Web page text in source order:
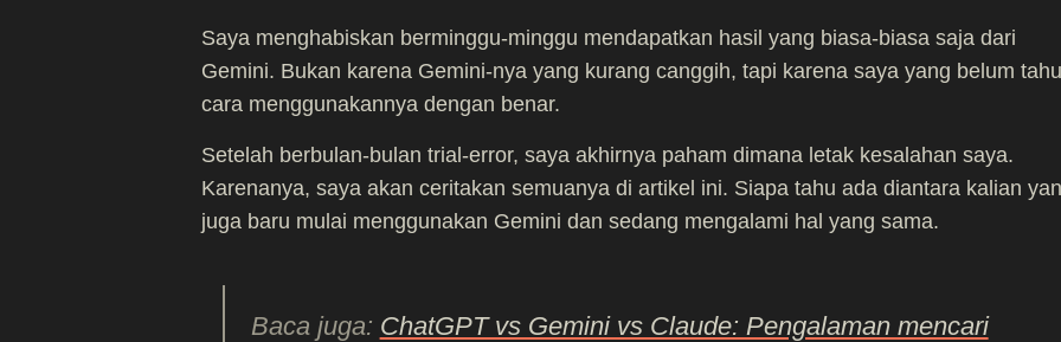
Saya menghabiskan berminggu-minggu mendapatkan hasil yang biasa-biasa saja dari
Gemini. Bukan karena Gemini-nya yang kurang canggih, tapi karena saya yang belum tahu
cara menggunakannya dengan benar.
Setelah berbulan-bulan trial-error, saya akhirnya paham dimana letak kesalahan saya.
Karenanya, saya akan ceritakan semuanya di artikel ini. Siapa tahu ada diantara kalian
juga baru mulai menggunakan Gemini dan sedang mengalami hal yang sama.
Baca juga: ChatGPT vs Gemini vs Claude: Pengalaman mencari